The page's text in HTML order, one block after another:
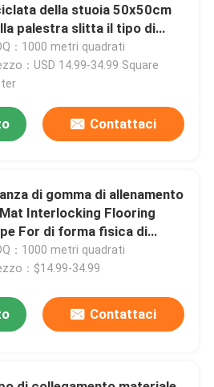
della stuoia 50x50cm
palestra slitta il tipo di
resistente
：1000 metri quadrati
：USD 14.99-34.99 Square
Contattaci
di gomma di allenamento
Interlocking Flooring
For di forma fisica di
regolare
：1000 metri quadrati
：$14.99-34.99
Contattaci